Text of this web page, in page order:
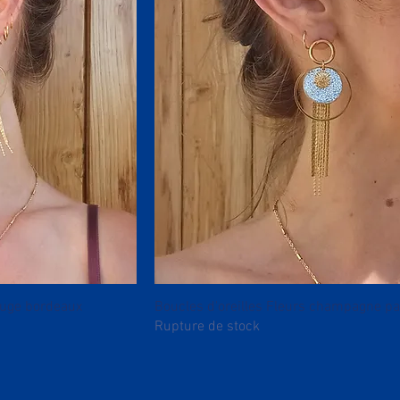
bordeaux
Boucles d'oreilles Fleurs champagne
Rupture de stock